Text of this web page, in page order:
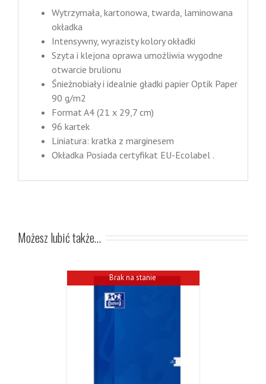
Wytrzymała, kartonowa, twarda, laminowana
okładka
Intensywny, wyrazisty kolory okładki
Szyta i klejona oprawa umożliwia wygodne
otwarcie brulionu
Śnieżnobiały i idealnie gładki papier Optik Paper
90 g/m2
Format A4 (21 x 29,7 cm)
96 kartek
Liniatura: kratka z marginesem
Okładka Posiada certyfikat EU-Ecolabel .
Możesz lubić także…
Brak na stanie